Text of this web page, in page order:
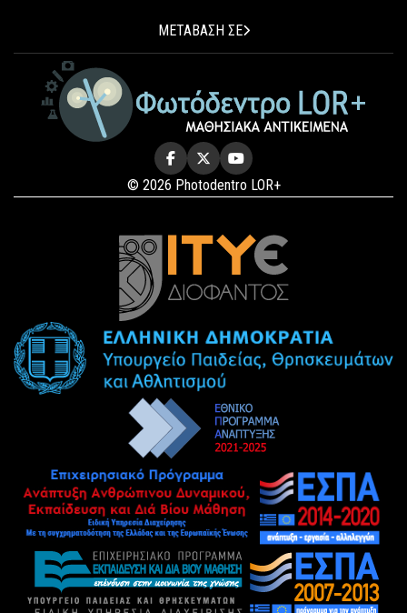
ΜΕΤΑΒΑΣΗ ΣΕ
© 2026 Photodentro LOR+